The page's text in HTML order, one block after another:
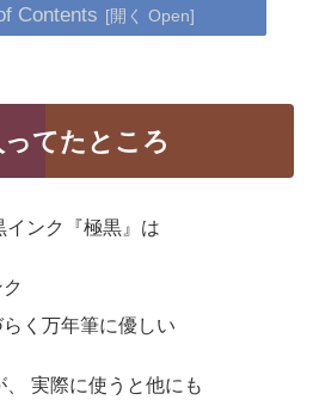
Contents
てたところ
インク『極黒』は
く万年筆に優しい
実際に使うと他にも